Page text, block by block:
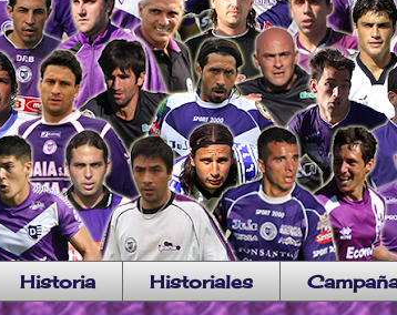
Historia Historiales